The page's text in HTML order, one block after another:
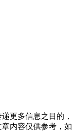
更多信息之目的，
内容仅供参考，如